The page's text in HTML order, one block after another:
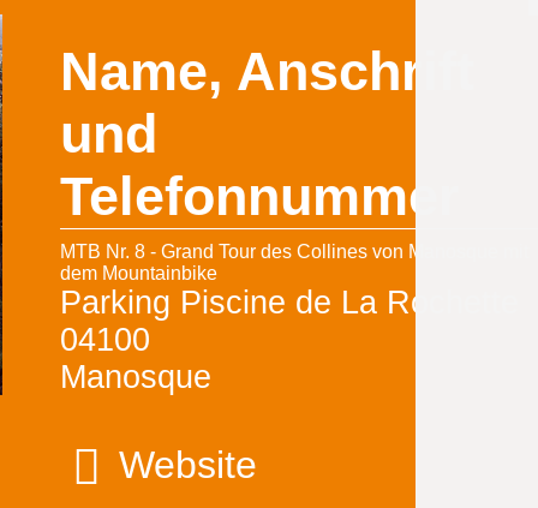
Name, Anschrift
und
Telefonnummer
MTB Nr. 8 - Grand Tour des Collines von Manosque mit
dem Mountainbike
Parking Piscine de La Rochette
04100
Manosque
Website